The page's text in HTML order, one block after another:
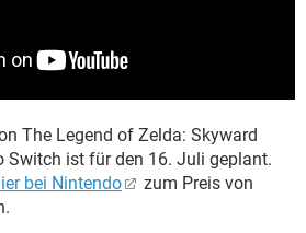
The Legend of Zelda: Skyward
Switch ist für den 16. Juli geplant.
bei Nintendo
zum Preis von